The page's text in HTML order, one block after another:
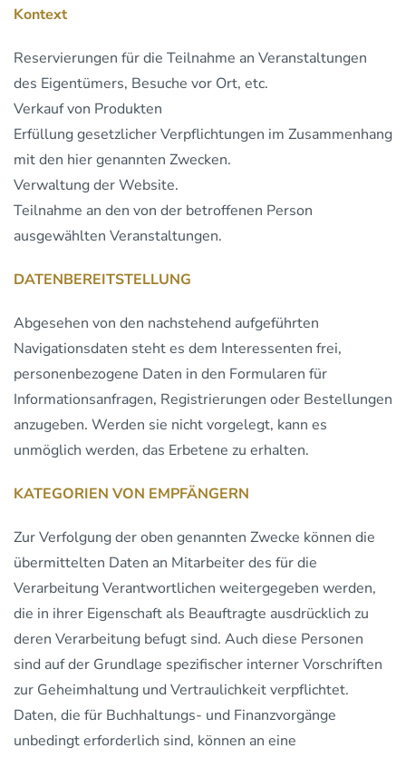
Kontext
Reservierungen für die Teilnahme an Veranstaltungen
des Eigentümers, Besuche vor Ort, etc.
Verkauf von Produkten
Erfüllung gesetzlicher Verpflichtungen im Zusammenhang
mit den hier genannten Zwecken.
Verwaltung der Website.
Teilnahme an den von der betroffenen Person
ausgewählten Veranstaltungen.
DATENBEREITSTELLUNG
Abgesehen von den nachstehend aufgeführten
Navigationsdaten steht es dem Interessenten frei,
personenbezogene Daten in den Formularen für
Informationsanfragen, Registrierungen oder Bestellungen
anzugeben. Werden sie nicht vorgelegt, kann es
unmöglich werden, das Erbetene zu erhalten.
KATEGORIEN VON EMPFÄNGERN
Zur Verfolgung der oben genannten Zwecke können die
übermittelten Daten an Mitarbeiter des für die
Verarbeitung Verantwortlichen weitergegeben werden,
die in ihrer Eigenschaft als Beauftragte ausdrücklich zu
deren Verarbeitung befugt sind. Auch diese Personen
sind auf der Grundlage spezifischer interner Vorschriften
zur Geheimhaltung und Vertraulichkeit verpflichtet.
Daten, die für Buchhaltungs- und Finanzvorgänge
unbedingt erforderlich sind, können an eine